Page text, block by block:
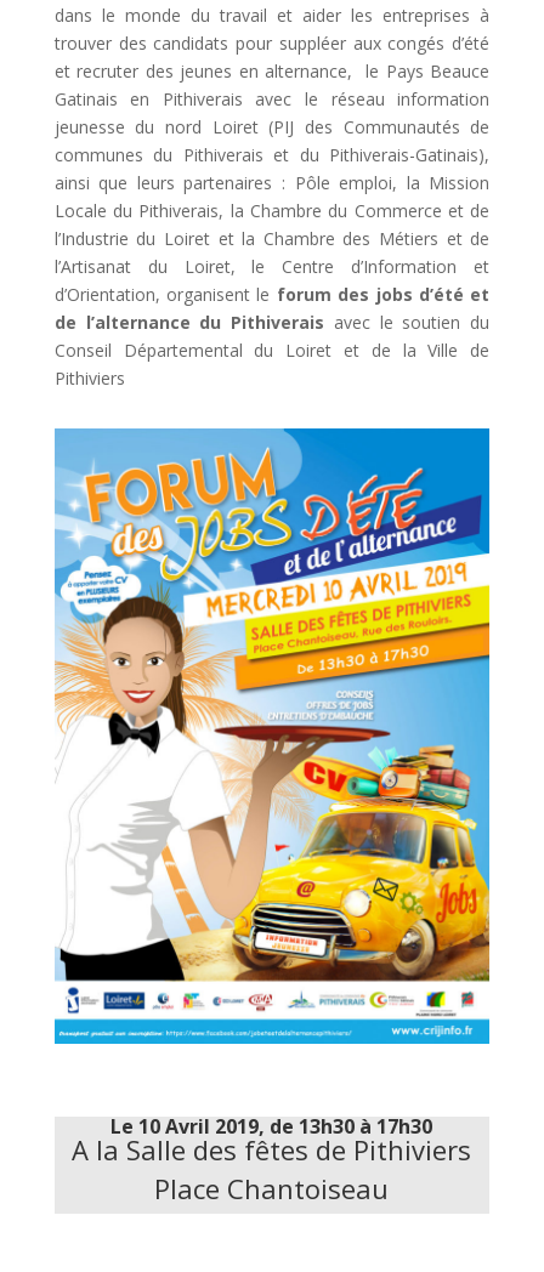
dans le monde du travail et aider les entreprises à
trouver des candidats pour suppléer aux congés d’été
et recruter des jeunes en alternance, le Pays Beauce
Gatinais en Pithiverais avec le réseau information
jeunesse du nord Loiret (PIJ des Communautés de
communes du Pithiverais et du Pithiverais-Gatinais),
ainsi que leurs partenaires : Pôle emploi, la Mission
Locale du Pithiverais, la Chambre du Commerce et de
l’Industrie du Loiret et la Chambre des Métiers et de
l’Artisanat du Loiret, le Centre d’Information et
d’Orientation, organisent le forum des jobs d’été et
de l’alternance du Pithiverais avec le soutien du
Conseil Départemental du Loiret et de la Ville de
Pithiviers
Le 10 Avril 2019, de 13h30 à 17h30
A la Salle des fêtes de Pithiviers
Place Chantoiseau